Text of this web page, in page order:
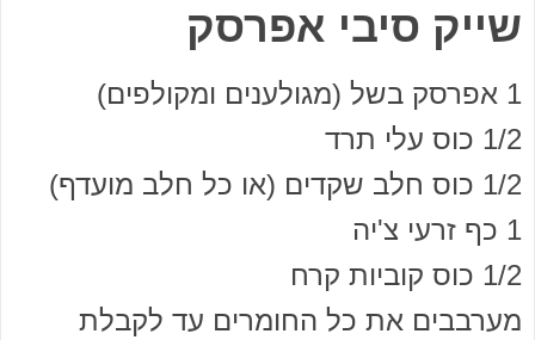
שייק סיבי אפרסק
1 אפרסק בשל (מגולענים ומקולפים)
1/2 כוס עלי תרד
1/2 כוס חלב שקדים (או כל חלב מועדף)
1 כף זרעי צ'יה
1/2 כוס קוביות קרח
מערבבים את כל החומרים עד לקבלת